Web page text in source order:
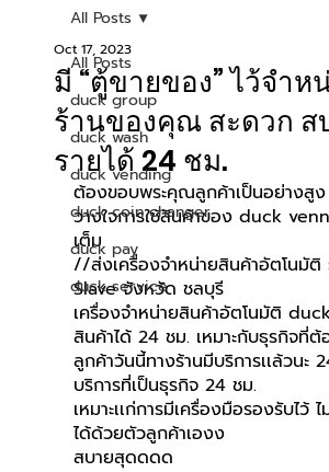
All Posts
duck group
duck wash
duck vending
duck coin changer
duck pay
duck service
All Posts
มี “ตู้ขายของ” ไว้จำ
ร้านของคุณ สะดวก ส
รายได้ 24 ชม.
Oct 17, 2023
ต้องขอบพระคุณลูกค้าเป็นอย่างสูง
วางใจการใช้สินค้าของ duck
เต็ม
//ส่งเครื่องจำหน่ายสินค้าอัตโนมั
Slave จังหวัด ชลบุรี
เครื่องจำหน่ายสินค้าอัตโนมัติ
สินค้าได้ 24 ชม. เหมาะกับธุรกิจที่
ลูกค้าวันนี้ทางร้านมีบริการเเล้วนะ
บริการที่เป็นธุรกิจ 24 ชม.
เหมาะเเก่การมีเครื่องมือรองรับไว้
ได้ด้วยตัวลูกค้าเองง
สบายสุดดดด